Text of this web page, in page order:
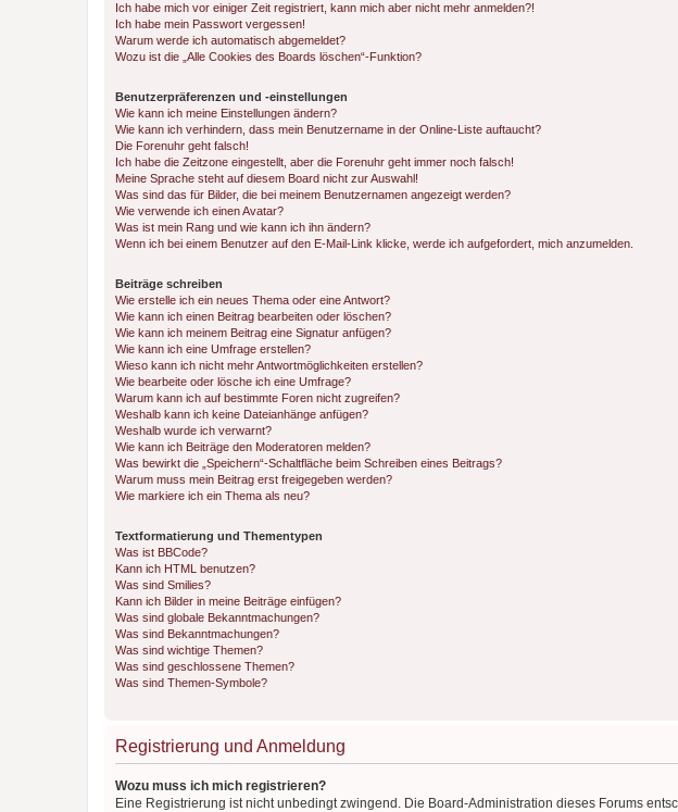
Ich habe mich vor einiger Zeit registriert, kann mich aber nicht mehr anmelden?!
Ich habe mein Passwort vergessen!
Warum werde ich automatisch abgemeldet?
Wozu ist die „Alle Cookies des Boards löschen“-Funktion?
Benutzerpräferenzen und -einstellungen
Wie kann ich meine Einstellungen ändern?
Wie kann ich verhindern, dass mein Benutzername in der Online-Liste auftaucht?
Die Forenuhr geht falsch!
Ich habe die Zeitzone eingestellt, aber die Forenuhr geht immer noch falsch!
Meine Sprache steht auf diesem Board nicht zur Auswahl!
Was sind das für Bilder, die bei meinem Benutzernamen angezeigt werden?
Wie verwende ich einen Avatar?
Was ist mein Rang und wie kann ich ihn ändern?
Wenn ich bei einem Benutzer auf den E-Mail-Link klicke, werde ich aufgefordert, mich anzumelden.
Beiträge schreiben
Wie erstelle ich ein neues Thema oder eine Antwort?
Wie kann ich einen Beitrag bearbeiten oder löschen?
Wie kann ich meinem Beitrag eine Signatur anfügen?
Wie kann ich eine Umfrage erstellen?
Wieso kann ich nicht mehr Antwortmöglichkeiten erstellen?
Wie bearbeite oder lösche ich eine Umfrage?
Warum kann ich auf bestimmte Foren nicht zugreifen?
Weshalb kann ich keine Dateianhänge anfügen?
Weshalb wurde ich verwarnt?
Wie kann ich Beiträge den Moderatoren melden?
Was bewirkt die „Speichern“-Schaltfläche beim Schreiben eines Beitrags?
Warum muss mein Beitrag erst freigegeben werden?
Wie markiere ich ein Thema als neu?
Textformatierung und Thementypen
Was ist BBCode?
Kann ich HTML benutzen?
Was sind Smilies?
Kann ich Bilder in meine Beiträge einfügen?
Was sind globale Bekanntmachungen?
Was sind Bekanntmachungen?
Was sind wichtige Themen?
Was sind geschlossene Themen?
Was sind Themen-Symbole?
Registrierung und Anmeldung
Wozu muss ich mich registrieren?
Eine Registrierung ist nicht unbedingt zwingend. Die Board-Administration dieses Forums